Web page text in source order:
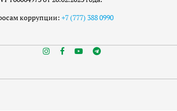
коррупции: +7 (777) 388 0990